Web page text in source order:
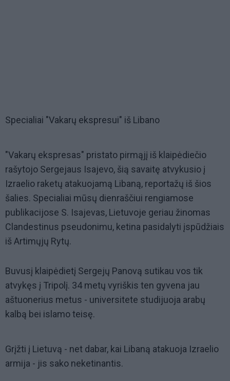
Specialiai "Vakarų ekspresui" iš Libano
"Vakarų ekspresas" pristato pirmąjį iš klaipėdiečio
rašytojo Sergejaus Isajevo, šią savaitę atvykusio į
Izraelio raketų atakuojamą Libaną, reportažų iš šios
šalies. Specialiai mūsų dienraščiui rengiamose
publikacijose S. Isajevas, Lietuvoje geriau žinomas
Clandestinus pseudonimu, ketina pasidalyti įspūdžiais
iš Artimųjų Rytų.
Buvusį klaipėdietį Sergejų Panovą sutikau vos tik
atvykęs į Tripolį. 34 metų vyriškis ten gyvena jau
aštuonerius metus - universitete studijuoja arabų
kalbą bei islamo teisę.
Grįžti į Lietuvą - net dabar, kai Libaną atakuoja Izraelio
armija - jis sako neketinantis.